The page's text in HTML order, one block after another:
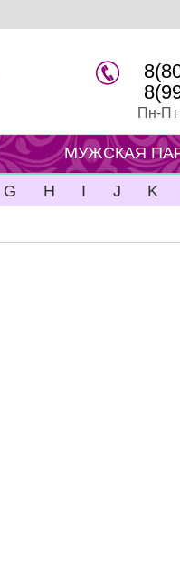
Пн-Пт
МУЖСКАЯ
G H I J K